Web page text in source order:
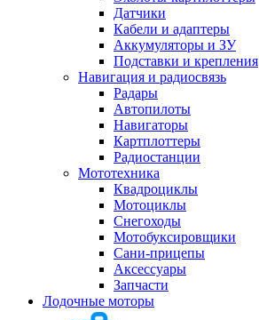
Датчики
Кабели и адаптеры
Аккумуляторы и ЗУ
Подставки и крепления
Навигация и радиосвязь
Радары
Автопилоты
Навигаторы
Картплоттеры
Радиостанции
Мототехника
Квадроциклы
Мотоциклы
Снегоходы
Мотобуксировщики
Сани-прицепы
Аксессуары
Запчасти
Лодочные моторы